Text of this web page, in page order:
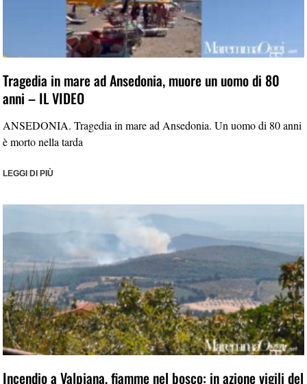
Tragedia in mare ad Ansedonia, muore un uomo di 80
anni – IL VIDEO
ANSEDONIA. Tragedia in mare ad Ansedonia. Un uomo di 80 anni
è morto nella tarda
LEGGI DI PIÙ
Incendio a Valpiana, fiamme nel bosco: in azione vigili del